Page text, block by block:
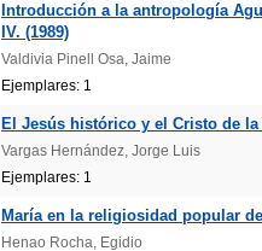
Introducción a la antropología
IV. (1989)
Valdivia Pinell Osa, Jaime
Ejemplares: 1
El Jesús histórico y el Cristo de la
Vargas Hernández, Jorge Luis
Ejemplares: 1
María en la religiosidad popular
Henao Rocha, Egidio